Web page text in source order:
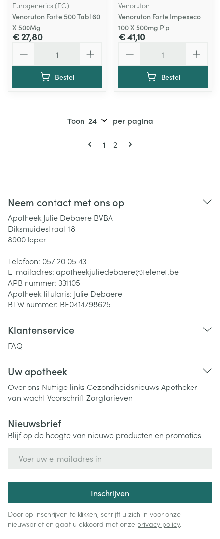
Eurogenerics (EG)
Venoruton Forte 500 Tabl 60
X 500Mg
€ 27,80
Bestel
Venoruton
Venoruton Forte Impexeco
100 X 500mg Pip
€ 41,10
Bestel
Pagina's
U lees momenteel pagina
1 Pagina
2
Toon per pagina
Neem contact met ons op
Apotheek Julie Debaere BVBA
Diksmuidestraat 18
8900 Ieper
Telefoon: 057 20 05 43
E-mailadres: apotheekjuliedebaere@telenet.be
APB nummer: 331105
Apotheek titularis: Julie Debaere
BTW nummer: BE0414798625
Klantenservice
FAQ
Uw apotheek
Over ons Nuttige links Gezondheidsnieuws Apotheker
van wachtVoorschriftZorgtarieven
Nieuwsbrief
Blijf op de hoogte van nieuwe producten en promoties
Inschrijven
Door op inschrijven te klikken, schrijft u zich in voor onze
nieuwsbrief en gaat u akkoord met onze privacy policy.